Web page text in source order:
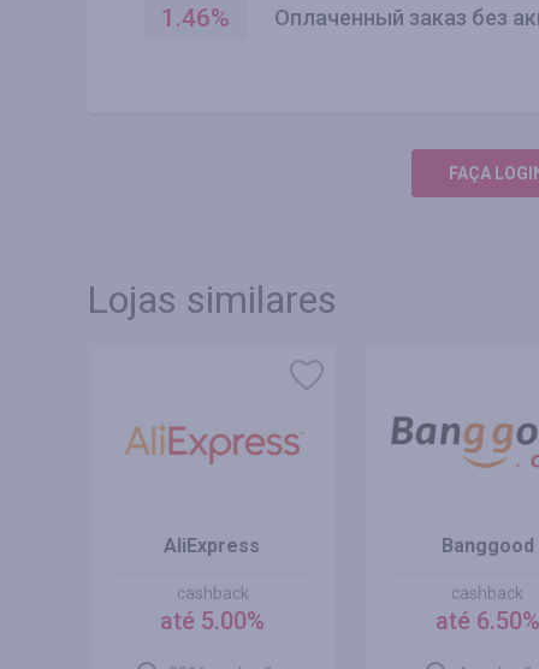
1.46% Оплаченный заказ без
FAÇA
Lojas similares
AliExpress
cashback
até 5.00%
Banggood
cashback
até 6.50%